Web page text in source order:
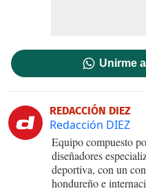
Unirme
REDACCIÓN DIEZ
Redacción DIEZ
Equipo compuesto
diseñadores
deportiva, con un
hondureño e